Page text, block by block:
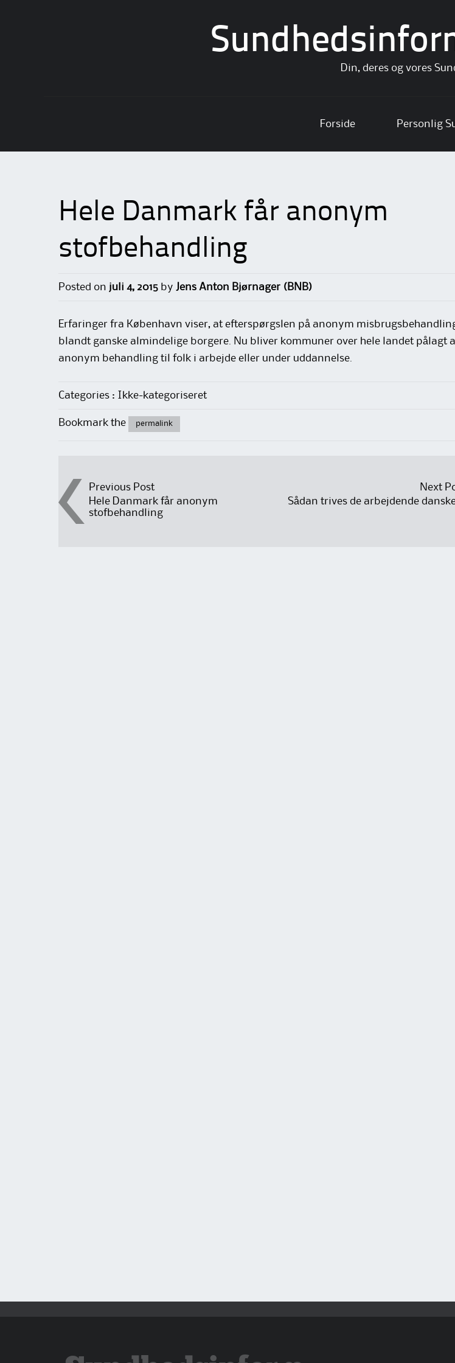
Din, deres og vores
content
Forside Personlig
Hele Danmark får anonym
stofbehandling
Posted on juli 4, 2015 by Jens Anton Bjørnager (BNB)
Erfaringer fra København viser, at efterspørgslen på anonym
blandt ganske almindelige borgere. Nu bliver kommuner over hele landet pålagt
anonym behandling til folk i arbejde eller under uddannelse.
Categories : Ikke-kategoriseret
Bookmark the permalink
Post
navigation
Previous Post
Hele Danmark får anonym
stofbehandling
Next
Sådan trives de arbejdende